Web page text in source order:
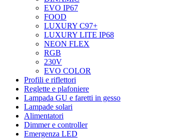
EVO IP67
FOOD
LUXURY C97+
LUXURY LITE IP68
NEON FLEX
RGB
230V
EVO COLOR
Profili e riflettori
Reglette e plafoniere
Lampada GU e faretti in gesso
Lampade solari
Alimentatori
Dimmer e controller
Emergenza LED